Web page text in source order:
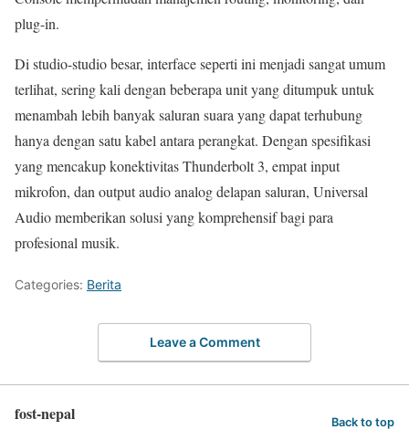
plug-in.
Di studio-studio besar, interface seperti ini menjadi sangat umum
terlihat, sering kali dengan beberapa unit yang ditumpuk untuk
menambah lebih banyak saluran suara yang dapat terhubung
hanya dengan satu kabel antara perangkat. Dengan spesifikasi
yang mencakup konektivitas Thunderbolt 3, empat input
mikrofon, dan output audio analog delapan saluran, Universal
Audio memberikan solusi yang komprehensif bagi para
profesional musik.
Categories: Berita
Leave a Comment
fost-nepal Back to top